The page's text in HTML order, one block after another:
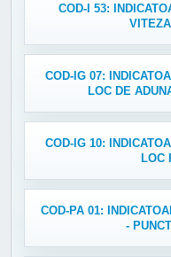
COD-I 53:
COD-IG 07:
LOC DE
COD-IG 10:
LOC
COD-PA 01:
-